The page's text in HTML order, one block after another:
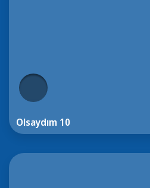
Olsaydım 10